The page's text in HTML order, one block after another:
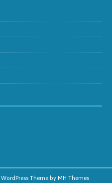
Theme by MH Themes